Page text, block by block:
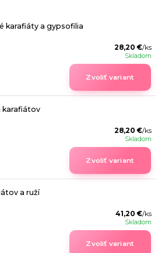
karafiáty a gypsofilia
28,20 €/ks
Skladom
Zvoliť variant
karafiátov
28,20 €/ks
Skladom
Zvoliť variant
a ruží
41,20 €/ks
Skladom
Zvoliť variant